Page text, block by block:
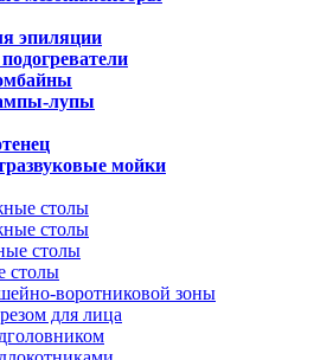
эпиляции
лупы
мойки
столы
столы
столы
столы
воротниковой зоны
для лица